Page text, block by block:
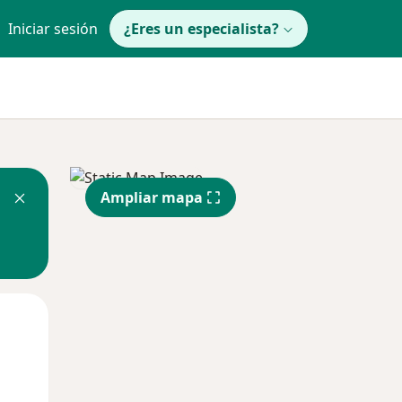
Iniciar sesión ¿Eres un especialista?
Ampliar mapa